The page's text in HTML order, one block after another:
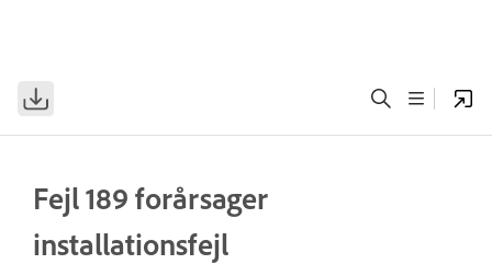
Fejl 189 forårsager
installationsfejl